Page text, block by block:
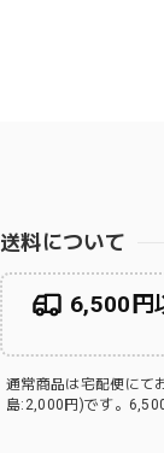
送料について
6,500円
通常商品は宅配便にて
島:2,000円)です。